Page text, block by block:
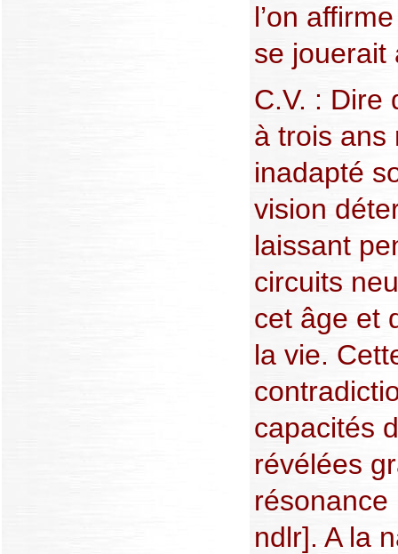
l’on
se jouerait
C.V. : Dire
à trois ans
inadapté
vision
laissant
circuits
cet âge et
la vie.
capacités
révélées
ndlr]. A la